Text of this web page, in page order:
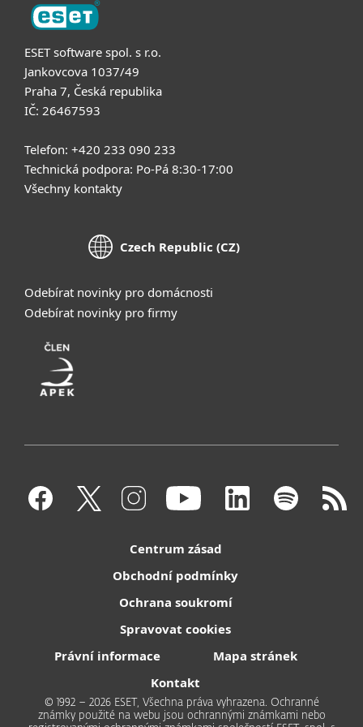
ESET software spol. s r.o.
Jankovcova 1037/49
Praha 7, Česká republika
IČ: 26467593
Telefon: +420 233 090 233
Technická podpora: Po-Pá 8:30-17:00
Všechny kontakty
Czech Republic (CZ)
Odebírat novinky pro domácnosti
Odebírat novinky pro firmy
Centrum zásad
Obchodní podmínky
Ochrana soukromí
Spravovat cookies
Právní informace
Mapa stránek
Kontakt
© 1992 – 2026 ESET, Všechna práva vyhrazena. Ochranné
známky použité na webu jsou ochrannými známkami nebo